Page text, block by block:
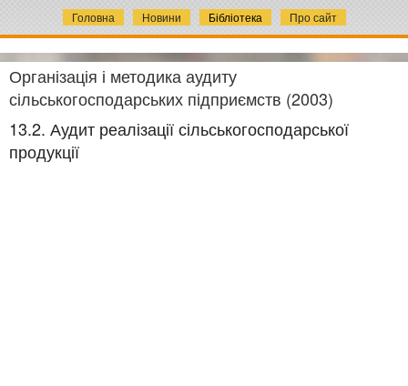
Головна Новини Бібліотека Про сайт
Організація і методика аудиту
сільськогосподарських підприємств (2003)
13.2. Аудит реалізації сільськогосподарської
продукції